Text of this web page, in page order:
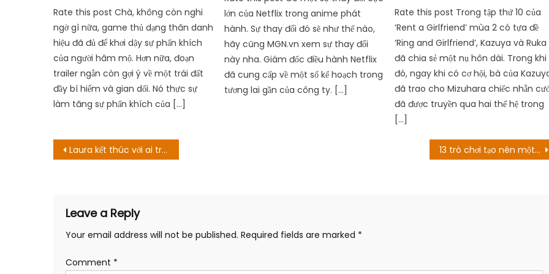
Rate this post Chà, không còn nghi
ngờ gì nữa, game thủ dạng thân danh
hiệu đã đủ để khơi dậy sự phấn khích
của người hâm mộ. Hơn nữa, đoạn
trailer ngắn còn gợi ý về một trái đất
đầy bí hiểm và gian dối. Nó thực sự
làm tăng sự phấn khích của […]
lớn của Netflix trong anime phát
hành. Sự thay đổi đó sẽ như thế nào,
hãy cũng MGN.vn xem sự thay đổi
này nha. Giám đốc điều hành Netflix
đã cung cấp về một số kế hoạch trong
tương lai gần của công ty. […]
Rate this post Trong tập thứ 10 của
‘Rent a Girlfriend’ mùa 2 có tựa đề
‘Ring and Girlfriend’, Kazuya và Ruka
đã chia sẻ một nụ hôn dài. Trong khi
đó, ngay khi có cơ hội, bà của
đã trao cho Mizuhara chiếc nhẫn
đã được truyền qua hai thế hệ trong
[…]
Post
Laura kết thúc với ai trong 365 ngày 2? 13 trò chơi tạo nên một JRPG Bonanza 2022
Leave a Reply
Your email address will not be published. Required fields are marked *
Comment *